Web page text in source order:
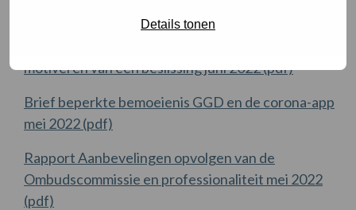
Details tonen
motiveren van een beslissing juni 2022 (pdf)
Brief beperkte bemoeienis GGD en de corona-app
mei 2022 (pdf)
Rapport Aanbevelingen opvolgen van de
Ombudscommissie en professionaliteit mei 2022
(pdf)